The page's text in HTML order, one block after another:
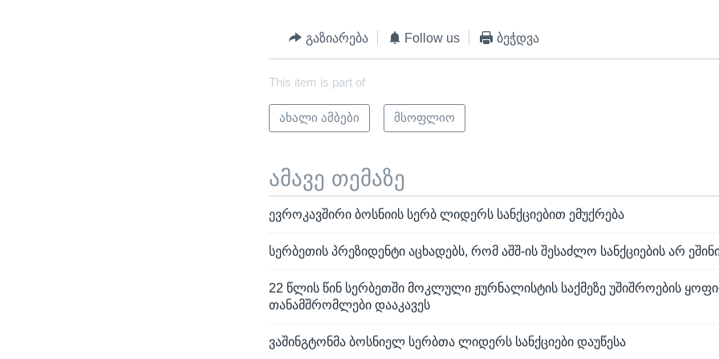
გაზიარება Follow us ბეჭდვა
This item is part of
ახალი ამბები მსოფლიო
ამავე თემაზე
ევროკავშირი ბოსნიის სერბ ლიდერს სანქციებით ემუქრება
სერბეთის პრეზიდენტი აცხადებს, რომ აშშ-ის შესაძლო სანქციების არ
22 წლის წინ სერბეთში მოკლული ჟურნალისტის საქმეზე უშიშროების
თანამშრომლები დააკავეს
ვაშინგტონმა ბოსნიელ სერბთა ლიდერს სანქციები დაუწესა